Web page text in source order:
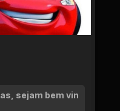
sejam bem vin